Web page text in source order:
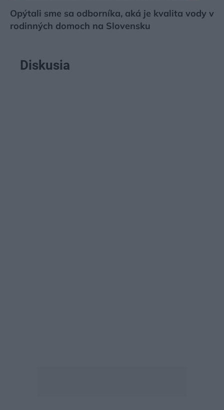
Opýtali sme sa odborníka, aká je kvalita vody v
rodinných domoch na Slovensku
Diskusia